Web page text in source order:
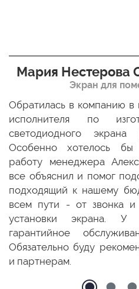
Мария Нестерова
Экран для
Обратилась в компанию в
исполнителя по
светодиодного
Особенно хотелось бы
работу менеджера
все объяснил и помог
подходящий к нашему
всем пути - от звонка
установки экрана.
гарантийное
Обязательно буду
и партнерам.